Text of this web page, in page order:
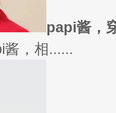
papi酱，
，相......